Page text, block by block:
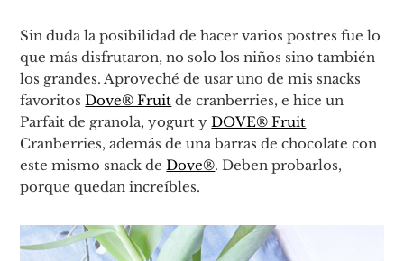
Sin duda la posibilidad de hacer varios postres fue lo
que más disfrutaron, no solo los niños sino también
los grandes. Aproveché de usar uno de mis snacks
favoritosDove® Fruit de cranberries, e hice un
Parfait de granola, yogurt yDOVE® Fruit
Cranberries, además de una barras de chocolate con
este mismo snack deDove®. Deben probarlos,
porque quedan increíbles.